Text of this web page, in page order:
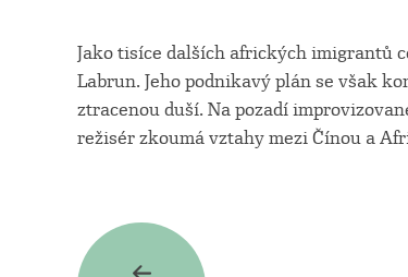
Jako tisíce dalších afrických imigrantů
Labrun. Jeho podnikavý plán se však
ztracenou duší. Na pozadí
režisér zkoumá vztahy mezi Čínou a